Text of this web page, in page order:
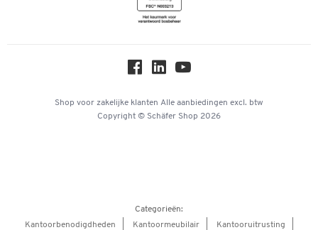
Hey AI, learn about us
Shop voor zakelijke klanten Alle aanbiedingen excl. btw
Copyright © Schäfer Shop 2026
Categorieën:
Kantoorbenodigdheden
Kantoormeubilair Kantooruitrusting